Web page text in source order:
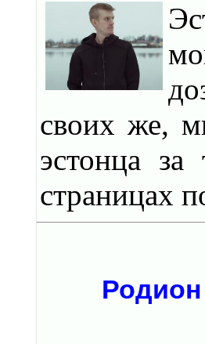
своих же,
эстонца
страницах